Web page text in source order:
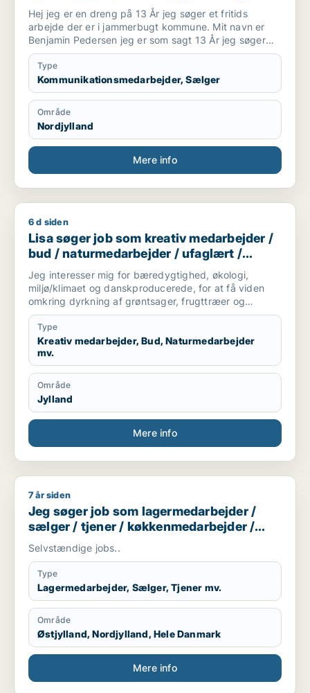
Hej jeg er en dreng på 13 År jeg søger et fritids
arbejde der er i jammerbugt kommune. Mit navn er
Benjamin Pedersen jeg er som sagt 13 År jeg søger
lige hvad der er, i salg og kommunikation det er lidt
om mig.
Type
Kommunikationsmedarbejder, Sælger
Område
Nordjylland
Mere info
Lisa søger job som kreativ medarbejder / bud /
6 d siden
Lisa søger job som kreativ medarbejder /
bud / naturmedarbejder / ufaglært /
gartner
Jeg interesser mig for bæredygtighed, økologi,
miljø/klimaet og danskproducerede, for at få viden
omkring dyrkning af grøntsager, frugttræer og
frilandsgartneri og parat til at flytte for en mulig
praktikplads.
Jeg er mødestabil, pligtopfyldende, fleksibel og
hjælpsom. Jeg er ikke bange for at give en hånd
ekstra.
Type
Kreativ medarbejder, Bud, Naturmedarbejder
mv.
Område
Jylland
Mere info
Jeg søger job som lagermedarbejder / sælger / tjener /
7 år siden
Jeg søger job som lagermedarbejder /
sælger / tjener / køkkenmedarbejder /
butiksmedarbejder
Selvstændige jobs..
Type
Lagermedarbejder, Sælger, Tjener mv.
Område
Østjylland, Nordjylland, Hele Danmark
Mere info